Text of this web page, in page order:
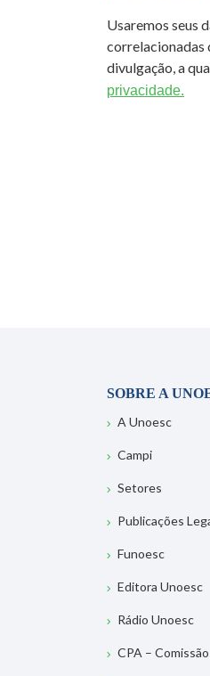
Usaremos seus
correlacionadas
divulgação, a
privacidade.
SOBRE A
A Unoesc
Campi
Setores
Publicações
Funoesc
Editora Unoesc
Rádio Unoesc
CPA –